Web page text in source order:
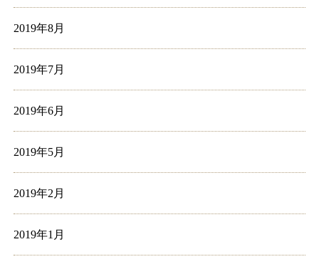
2019年8月
2019年7月
2019年6月
2019年5月
2019年2月
2019年1月